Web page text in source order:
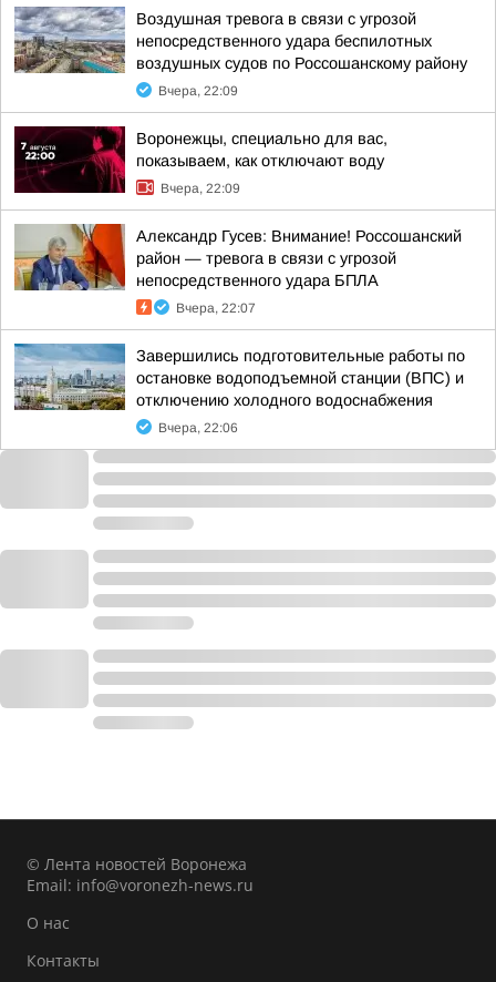
Воздушная тревога в связи с угрозой
непосредственного удара беспилотных
воздушных судов по Россошанскому району
Вчера, 22:09
Воронежцы, специально для вас,
показываем, как отключают воду
Вчера, 22:09
Александр Гусев: Внимание! Россошанский
район — тревога в связи с угрозой
непосредственного удара БПЛА
Вчера, 22:07
Завершились подготовительные работы по
остановке водоподъемной станции (ВПС) и
отключению холодного водоснабжения
Вчера, 22:06
© Лента новостей Воронежа
Email: info@voronezh-news.ru
О нас
Контакты